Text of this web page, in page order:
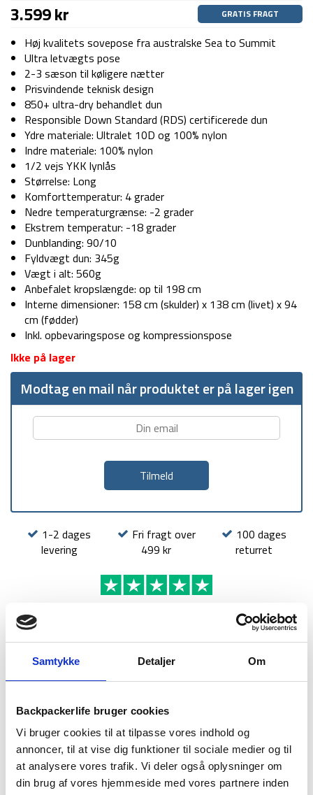
Samtykke Detaljer Om
Backpackerlife bruger cookies
Vi bruger cookies til at tilpasse vores indhold og
annoncer, til at vise dig funktioner til sociale medier og til
at analysere vores trafik. Vi deler også oplysninger om
din brug af vores hjemmeside med vores partnere inden
3.599kr GRATIS FRAGT
Høj kvalitets sovepose fra australske Sea to Summit
Ultra letvægts pose
2-3 sæson til køligere nætter
Prisvindende teknisk design
850+ ultra-dry behandlet dun
Responsible Down Standard (RDS) certificerede dun
Ydre materiale: Ultralet 10D og 100% nylon
Indre materiale: 100% nylon
1/2 vejs YKK lynlås
Størrelse: Long
Komforttemperatur: 4 grader
Nedre temperaturgrænse: -2 grader
Ekstrem temperatur: -18 grader
Dunblanding: 90/10
Fyldvægt dun: 345g
Vægt i alt: 560g
Anbefalet kropslængde: op til 198 cm
Interne dimensioner: 158 cm (skulder) x 138 cm (livet) x 94
cm (fødder)
Inkl. opbevaringspose og kompressionspose
Ikke på lager
Modtag en mail når produktet er på lager igen
1-2 dages
levering
Fri fragt over
499 kr
100 dages
returret
BESKRIVELSE
YDERLIGERE INFORMATION
BRAND
FAQ